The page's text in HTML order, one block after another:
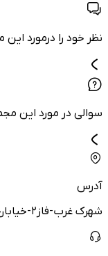
نظر خود را درمورد
سوالی در مورد این
آدرس
شهرک غرب-فاز۲-خیابان هرمزان-کوی مهرگان-پلاک۸-واحد۱